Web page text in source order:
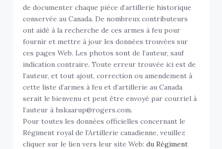
de documenter chaque pièce d’artillerie historique
conservée au Canada. De nombreux contributeurs
ont aidé à la recherche de ces armes à feu pour
fournir et mettre à jour les données trouvées sur
ces pages Web. Les photos sont de l’auteur, sauf
indication contraire. Toute erreur trouvée ici est de
l’auteur, et tout ajout, correction ou amendement à
cette liste d’armes à feu et d’artillerie au Canada
serait le bienvenu et peut être envoyé par courriel à
l’auteur à hskaarup@rogers.com.
Pour toutes les données officielles concernant le
Régiment royal de l’Artillerie canadienne, veuillez
cliquer sur le lien vers leur site Web:du Régiment